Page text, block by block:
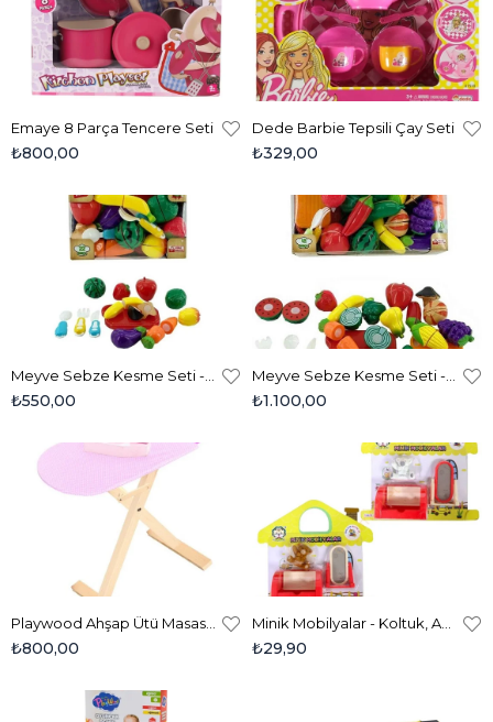
Emaye 8 Parça Tencere Seti
₺800,00
Dede Barbie Tepsili Çay Seti
₺329,00
₺550,00 ₺1.100,00
₺800,00 ₺29,90